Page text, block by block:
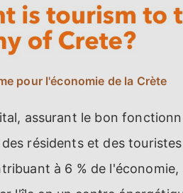
pour l'économie de la Crète
assurant le bon
résidents et des
à 6 % de